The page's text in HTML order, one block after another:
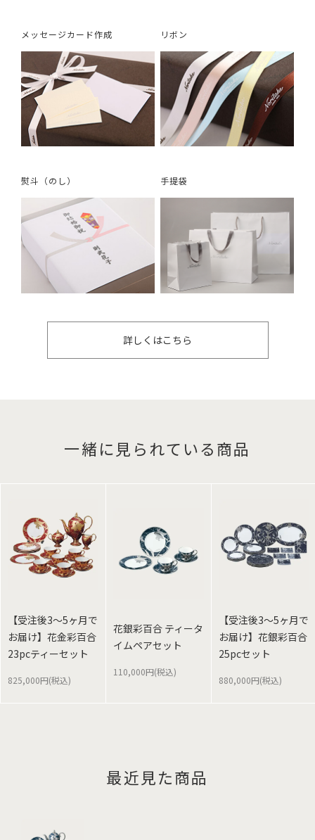
メッセージカード作成 リボン
熨斗（のし） 手提袋
詳しくはこちら
一緒に見られている商品
【受注後3～5ヶ月で
お届け】花金彩百合
23pcティーセット
825,000円(税込)
花銀彩百合 ティータ
イムペアセット
110,000円(税込)
【受注後3～5ヶ月で
お届け】花銀彩百合
25pcセット
880,000円(税込)
最近見た商品